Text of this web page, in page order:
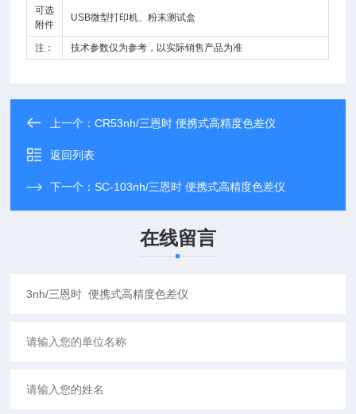
可选
附件
USB微型打印机、粉末测试盒
注： 技术参数仅为参考，以实际销售产品为准
上一个：CR53nh/三恩时 便携式高精度色差仪
返回列表
下一个：SC-103nh/三恩时 便携式高精度色差仪
在线留言